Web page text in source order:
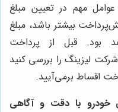
مهم در تعیین مبلغ
بیشتر باشد، مبلغ
بود. قبل از پرداخت
لیزینگ را بررسی کنید
اقساط برمی‌آیید.
خودرو با دقت و آگاهی